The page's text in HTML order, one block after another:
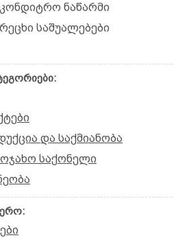
ნაწარმი
საშუალებები
და საქმიანობა
საქონელი